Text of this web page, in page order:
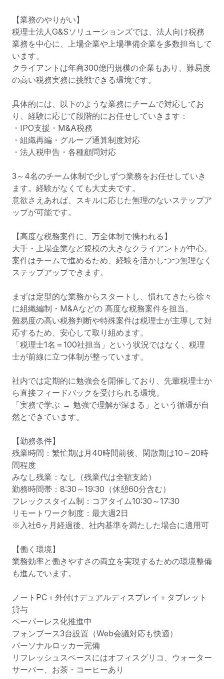
【業務のやりがい】
税理士法人G&Sソリューションズでは、法人向け税務
業務を中心に、上場企業や上場準備企業を多数担当して
います。
クライアントは年商300億円規模の企業もあり、難易度
の高い税務実務に挑戦できる環境です。
具体的には、以下のような業務にチームで対応してお
り、経験に応じて段階的にお任せしていきます：
・IPO支援・M&A税務
・組織再編・グループ通算制度対応
・法人税申告・各種顧問対応
3～4名のチーム体制で少しずつ業務をお任せしていき
ます。経験がなくても大丈夫です。
意欲さえあれば、スキルに応じた無理のないステップア
ップが可能です。
【高度な税務案件に、万全体制で携われる】
大手・上場企業など規模の大きなクライアントが中心。
案件はチームで進めるため、経験を活かしつつ無理なく
ステップアップできます。
まずは定型的な業務からスタートし、慣れてきたら徐々
に組織編制・M&Aなどの 高度な税務案件を担当。
難易度の高い税務判断や特殊案件は税理士が主導して対
応するため、安心して取り組めます。
「税理士1名＝100社担当」という状況ではなく、税理
士が前線に立つ体制が整っています。
社内では定期的に勉強会を開催しており、先輩税理士か
ら直接フィードバックを受けられる環境。
「実務で学ぶ → 勉強で理解が深まる」という循環が自
然とできています。
【勤務条件】
残業時間：繁忙期は月40時間前後、閑散期は10～20時
間程度
みなし残業：なし（残業代は全額支給）
勤務時間帯：8:30～19:30（休憩60分含む）
フレックスタイム制：コアタイム10:30～17:30
リモートワーク制度：最大週2日
※入社6ヶ月経過後、社内基準を満たした場合に適用可
【働く環境】
業務効率と働きやすさの両立を実現するための環境整備
も進んでいます。
ノートPC＋外付けデュアルディスプレイ＋タブレット
貸与
ペーパーレス化推進中
フォンブース3台設置（Web会議対応も快適）
パーソナルロッカー完備
リフレッシュスペースにはオフィスグリコ、ウォーター
サーバー、お茶・コーヒーあり